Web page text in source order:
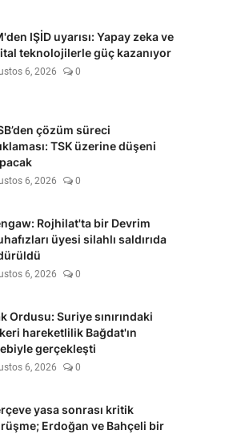
IŞİD uyarısı: Yapay zeka ve
teknolojilerle güç kazanıyor
6, 2026 0
çözüm süreci
TSK üzerine düşeni
6, 2026 0
Rojhilat'ta bir Devrim
üyesi silahlı saldırıda
6, 2026 0
Ordusu: Suriye sınırındaki
hareketlilik Bağdat'ın
gerçekleşti
6, 2026 0
yasa sonrası kritik
Erdoğan ve Bahçeli bir